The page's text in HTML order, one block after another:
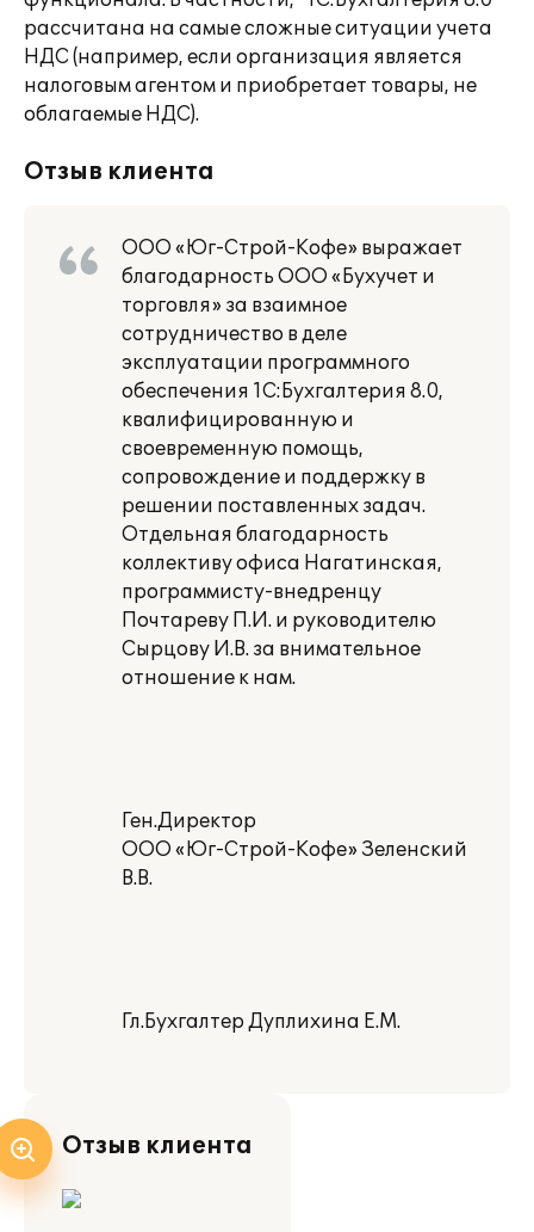
рассчитана на самые сложные ситуации учета
НДС (например, если организация является
налоговым агентом и приобретает товары, не
облагаемые НДС).
Отзыв клиента
ООО «Юг-Строй-Кофе» выражает
благодарность ООО «Бухучет и
торговля» за взаимное
сотрудничество в деле
эксплуатации программного
обеспечения 1С:Бухгалтерия 8.0,
квалифицированную и
своевременную помощь,
сопровождение и поддержку в
решении поставленных задач.
Отдельная благодарность
коллективу офиса Нагатинская,
программисту-внедренцу
Почтареву П.И. и руководителю
Сырцову И.В. за внимательное
отношение к нам.
Ген.Директор
ООО «Юг-Строй-Кофе» Зеленский
В.В.
Гл.Бухгалтер Дуплихина Е.М.
Отзыв клиента